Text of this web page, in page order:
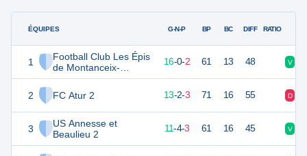
ÉQUIPES
1
Football Club Les Épis
de Montanceix-
Montrem
2
FC Atur 2
3
US Annesse et
Beaulieu 2
G-N-P BP BC DIFF RATIO
48 18 16-0-2 61 13 48 V
13-2-3 71 16 55 D
11-4-3 61 16 45 V